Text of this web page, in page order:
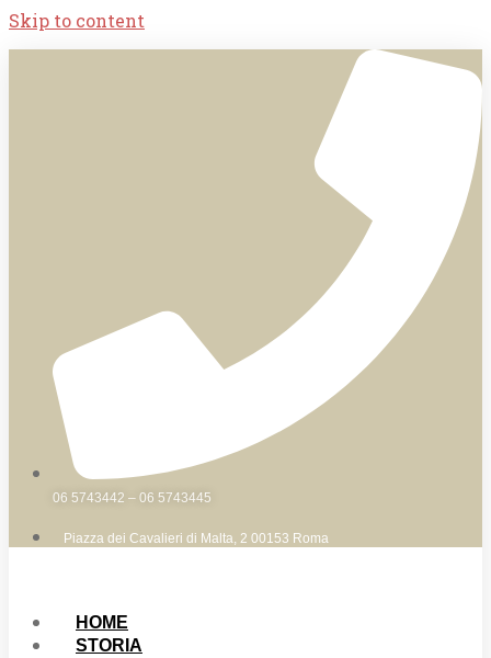
Skip to content
06 5743442 – 06 5743445
Piazza dei Cavalieri di Malta, 2 00153 Roma
HOME
STORIA